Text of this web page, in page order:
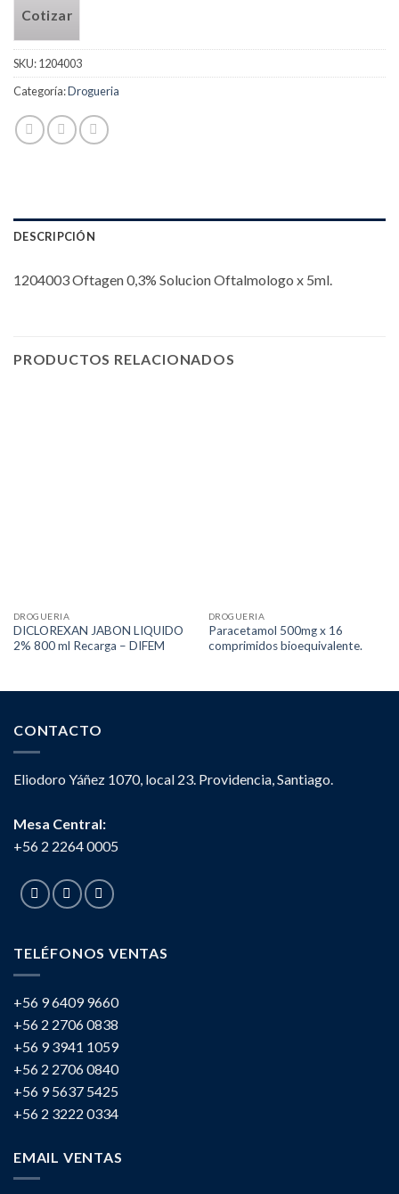
Cotizar
SKU:1204003
Categoría:Drogueria
DESCRIPCIÓN
1204003 Oftagen 0,3% Solucion Oftalmologo x 5ml.
PRODUCTOS RELACIONADOS
DROGUERIA
DICLOREXAN JABON LIQUIDO
2% 800 ml Recarga – DIFEM
DROGUERIA
Paracetamol 500mg x 16
comprimidos bioequivalente.
CONTACTO
Eliodoro Yáñez 1070, local 23. Providencia, Santiago.
Mesa Central:
+56 2 2264 0005
TELÉFONOS VENTAS
+56 9 6409 9660
+56 2 2706 0838
+56 9 3941 1059
+56 2 2706 0840
+56 9 5637 5425
+56 2 3222 0334
EMAIL VENTAS